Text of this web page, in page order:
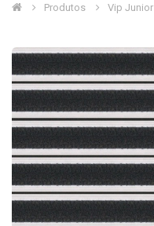
Produtos Vip Junior